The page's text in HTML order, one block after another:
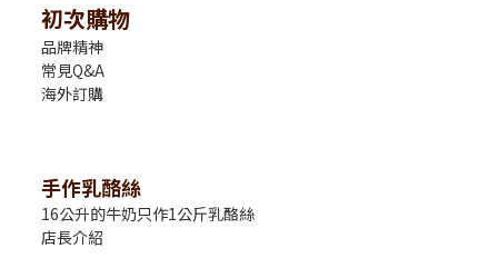
初次購物
品牌精神
常見Q&A
海外訂購
手作乳酪絲
16公升的牛奶只作1公斤乳酪絲
店長介紹